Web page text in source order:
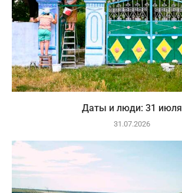
Даты и люди: 31 июля
31.07.2026